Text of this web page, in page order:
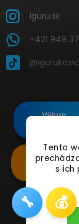
Tento
s ich
iguru.sk
+421 949
Výkup
Renovované
Samsung's
🔧 💰